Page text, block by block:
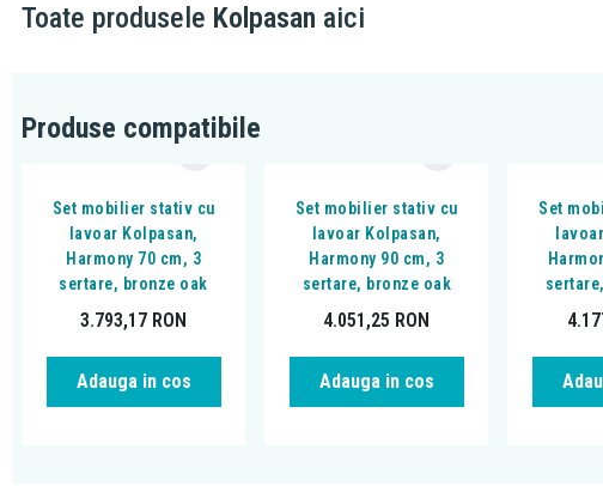
Toate produsele Kolpasan aici
Produse compatibile
Set mobilier stativ cu
lavoar Kolpasan,
Harmony 70 cm, 3
sertare, bronze oak
3.793,17 RON
Adauga in cos
Set mobilier stativ cu
lavoar Kolpasan,
Harmony 90 cm, 3
sertare, bronze oak
4.051,25 RON
Adauga in cos
Set